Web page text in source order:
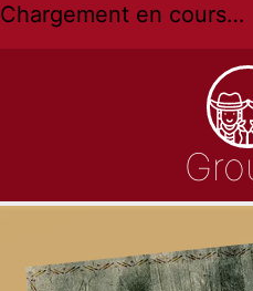
Chargement en cours…